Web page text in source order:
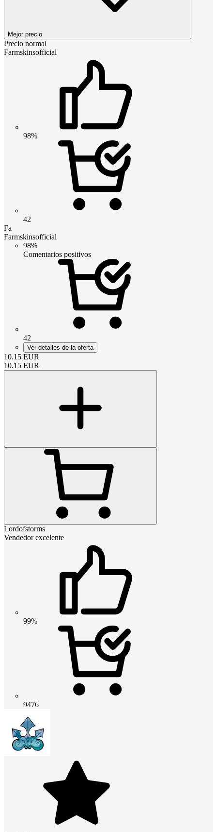
Mejor precio
Precio normal
Farmskinsofficial
98%
42
Fa
Farmskinsofficial
98%
Comentarios positivos
42
Ver detalles de la oferta
10.15 EUR
10.15 EUR
Lordofstorms
Vendedor excelente
99%
9476